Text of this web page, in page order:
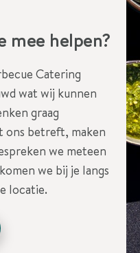
mee helpen?
Catering
wat wij kunnen
graag
ons betreft, maken
we meteen
we bij je langs
locatie.